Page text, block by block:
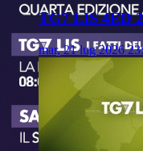
TG7 LIS 4ED
mar, 21 lug 2026